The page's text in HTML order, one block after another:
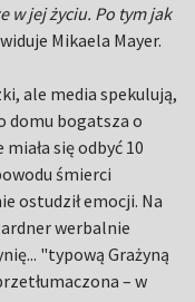
w jej życiu. Po tym jak
Mikaela Mayer.
ale media spekulują,
domu bogatsza o
się odbyć 10
śmierci
ostudził emocji. Na
werbalnie
"typową Grażyną
– w